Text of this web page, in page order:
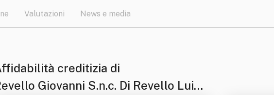
Valutazioni News e media
creditizia di
Giovanni S.n.c. Di Revello Luigi